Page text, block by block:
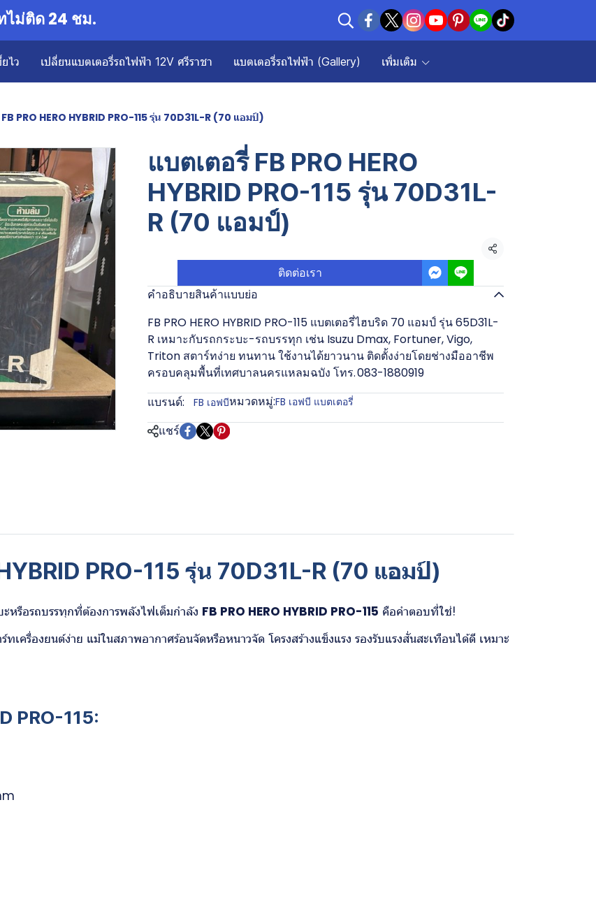
ไม่ติด 24 ชม.
ไว เปลี่ยนแบตเตอรี่รถไฟฟ้า 12V ศรีราชา แบตเตอรี่รถไฟฟ้า (Gallery) เพิ่มเติม
PRO HERO HYBRID PRO-115 รุ่น 70D31L-R (70 แอมป์)
แบตเตอรี่ FB PRO HERO
HYBRID PRO-115 รุ่น 70D31L-
R (70 แอมป์)
แชร์
ติดต่อเรา
คำอธิบายสินค้าแบบย่อ
FB PRO HERO HYBRID PRO-115 แบตเตอรี่ไฮบริด 70 แอมป์ รุ่น 65D31L-
R เหมาะกับรถกระบะ-รถบรรทุก เช่น Isuzu Dmax, Fortuner, Vigo,
Triton สตาร์ทง่าย ทนทาน ใช้งานได้ยาวนาน ติดตั้งง่ายโดยช่างมืออาชีพ
ครอบคลุมพื้นที่เทศบาลนครแหลมฉบัง โทร. 083-1880919
แบรนด์:
FB เอฟบีหมวดหมู่:FB เอฟบี แบตเตอรี่
แชร์
PRO-115 รุ่น 70D31L-R (70 แอมป์)
รือรถบรรทุกที่ต้องการพลังไฟเต็มกำลัง FB PRO HERO HYBRID PRO-115 คือคำตอบที่ใช่!
ครื่องยนต์ง่าย แม้ในสภาพอากาศร้อนจัดหรือหนาวจัด โครงสร้างแข็งแรง รองรับแรงสั่นสะเทือนได้ดี เหมาะ
PRO-115: